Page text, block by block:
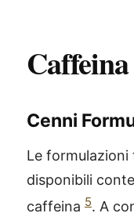
Cenni
Le
disponibili
caffeina 5. A